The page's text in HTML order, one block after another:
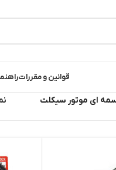
قوانین و مقررات
ای موتور سیکلت